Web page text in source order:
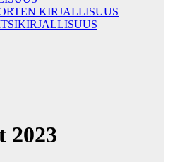
KIRJALLISUUS
2023